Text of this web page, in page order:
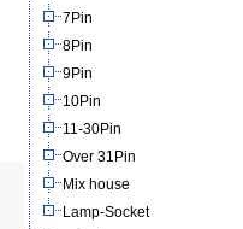
7Pin
8Pin
9Pin
10Pin
11-30Pin
Over 31Pin
Mix house
Lamp-Socket